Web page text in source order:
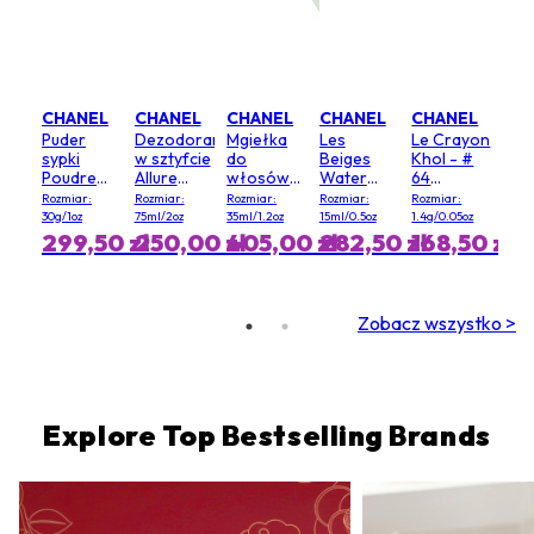
CHANEL
Puder
sypki
Poudre
Universelle
Libre - 20
(Clair)
Rozmiar:
30g/1oz
299,50 zł
CHANEL
Dezodorant
w sztyfcie
Allure
Homme
Sport
Rozmiar:
75ml/2oz
250,00 zł
CHANEL
Mgiełka
do
włosów
Chance
Eau
Fraiche
Rozmiar:
35ml/1.2oz
405,00 zł
CHANEL
Les
Beiges
Water
Fresh
Blush - #
Light Pink
Rozmiar:
15ml/0.5oz
282,50 zł
CHANEL
Le Crayon
Khol - #
64
Graphite
Rozmiar:
1.4g/0.05oz
168,50 zł
Zobacz wszystko >
Explore Top Bestselling Brands